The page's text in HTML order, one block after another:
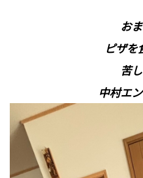
お
ピザを
苦
中村エ